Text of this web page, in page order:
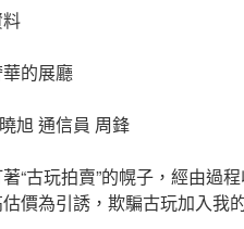
的展廳
旭 通信員 周鋒
“古玩拍賣”的幌子，經由過
價為引誘，欺騙古玩加入我